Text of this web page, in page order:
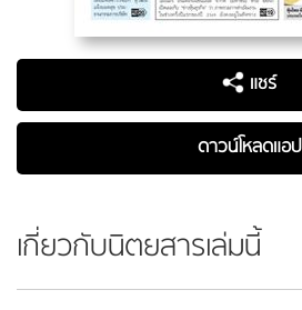
แชร์
ดาวน์โหลดแอป
เกี่ยวกับนิตยสารเล่มนี้